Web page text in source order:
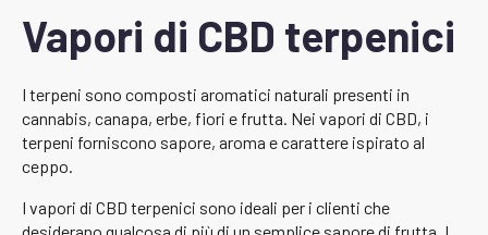
Vapori di CBD terpenici
I terpeni sono composti aromatici naturali presenti in
cannabis, canapa, erbe, fiori e frutta. Nei vapori di CBD, i
terpeni forniscono sapore, aroma e carattere ispirato al
ceppo.
I vapori di CBD terpenici sono ideali per i clienti che